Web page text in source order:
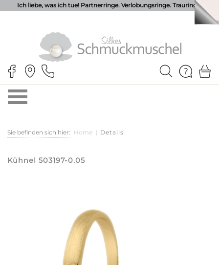
Ich liebe, was ich tue! Partnerringe. Verlobungsringe. Trauringe.
Sie befinden sich hier: Home | Details
Kühnel 503197-0.05